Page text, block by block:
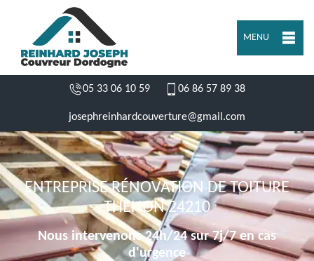
MENU
05 33 06 10 59 06 86 57 89 38
josephreinhardcouverture@gmail.com
ENTREPRISE RÉNOVATION DE TOITURE
THENON 24210
Nous intervenons 24h/24 sur 7j/7 en cas
d'urgence